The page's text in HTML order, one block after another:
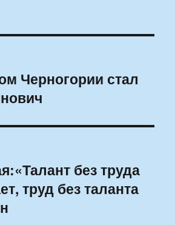
Черногории стал
без труда
труд без таланта